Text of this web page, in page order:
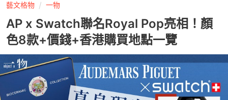
藝文格物 一物
AP x Swatch聯名Royal Pop亮相！顏
色8款+價錢+香港購買地點一覽